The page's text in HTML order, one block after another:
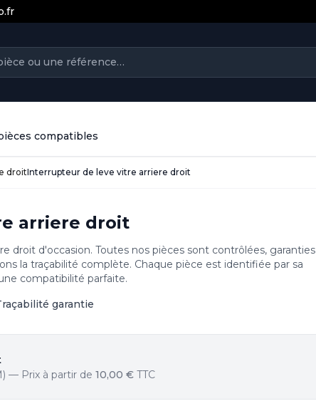
compatibles
droitInterrupteur de leve vitre arriere droit
arriere droit
droit d'occasion. Toutes nos pièces sont contrôlées, garanties
la traçabilité complète. Chaque pièce est identifiée par sa
compatibilité parfaite.
garantie
— Prix à partir de 10,00 € TTC